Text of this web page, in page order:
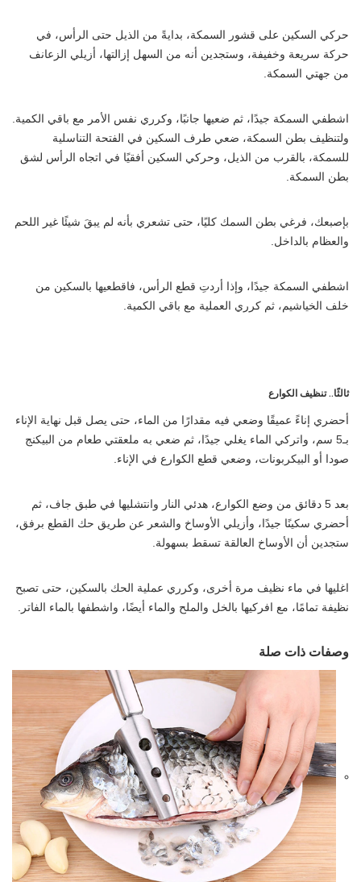
حركي السكين على قشور السمكة، بدايةً من الذيل حتى الرأس، في
حركة سريعة وخفيفة، وستجدين أنه من السهل إزالتها، أزيلي الزعانف
من جهتي السمكة.
اشطفي السمكة جيدًا، ثم ضعيها جانبًا، وكرري نفس الأمر مع باقي الكمية.
ولتنظيف بطن السمكة، ضعي طرف السكين في الفتحة التناسلية
للسمكة، بالقرب من الذيل، وحركي السكين أفقيًا في اتجاه الرأس لشق
بطن السمكة.
بإصبعك، فرغي بطن السمك كليًا، حتى تشعري بأنه لم يبقَ شيئًا غير اللحم
والعظام بالداخل.
اشطفي السمكة جيدًا، وإذا أردتِ قطع الرأس، فاقطعيها بالسكين من
خلف الخياشيم، ثم كرري العملية مع باقي الكمية.
ثالثًا.. تنظيف الكوارع
أحضري إناءً عميقًا وضعي فيه مقدارًا من الماء، حتى يصل قبل نهاية الإناء
بـ5 سم، واتركي الماء يغلي جيدًا، ثم ضعي به ملعقتي طعام من البيكنج
صودا أو البيكربونات، وضعي قطع الكوارع في الإناء.
بعد 5 دقائق من وضع الكوارع، هدئي النار وانتشليها في طبق جاف، ثم
أحضري سكينًا جيدًا، وأزيلي الأوساخ والشعر عن طريق حك القطع برفق،
ستجدين أن الأوساخ العالقة تسقط بسهولة.
اغليها في ماء نظيف مرة أخرى، وكرري عملية الحك بالسكين، حتى تصبح
نظيفة تمامًا، مع افركيها بالخل والملح والماء أيضًا، واشطفها بالماء الفاتر.
وصفات ذات صلة